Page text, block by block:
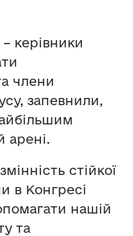
керівники
члени
запевнили,
арені.
стійкої
в Конгресі
нашій
та